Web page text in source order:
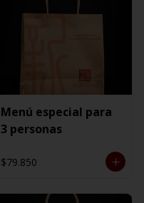
Menú especial para
3 personas
$79.850